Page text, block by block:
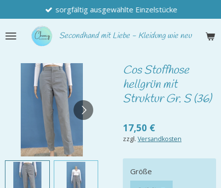
Hauptinhalt
springen
Secondhandmit Liebe - Kleidung wie neu
sorgfältig ausgewählte Einzelstücke
Cos Stoffhose
hellgrün mit
Struktur Gr. S (36)
17,50 €
zzgl. Versandkosten
Größe